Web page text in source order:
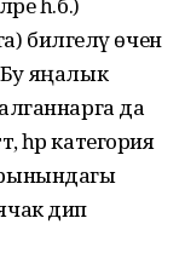
билгеләү өчен
Бу яңалык
да
һәр категория
дип